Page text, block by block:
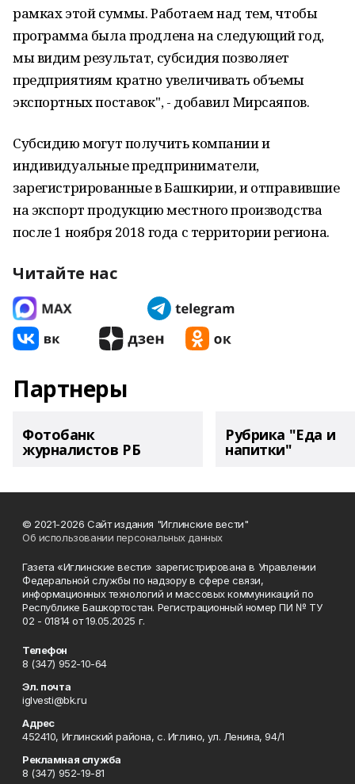
рамках этой суммы. Работаем над тем, чтобы
программа была продлена на следующий год,
мы видим результат, субсидия позволяет
предприятиям кратно увеличивать объемы
экспортных поставок", - добавил Мирсаяпов.
Субсидию могут получить компании и
индивидуальные предприниматели,
зарегистрированные в Башкирии, и отправившие
на экспорт продукцию местного производства
после 1 ноября 2018 года с территории региона.
Читайте нас
Партнеры
Фотобанк
журналистов РБ
Рубрика "Еда и
напитки"
© 2021-2026 Сайт издания "Иглинские вести"
Об использовании персональных данных
Газета «Иглинские вести» зарегистрирована в Управлении
Федеральной службы по надзору в сфере связи,
информационных технологий и массовых коммуникаций по
Республике Башкортостан. Регистрационный номер ПИ № ТУ
02 - 01814 от 19.05.2025 г.
Телефон
8 (347) 952-10-64
Эл. почта
iglvesti@bk.ru
Адрес
452410, Иглинский района, с. Иглино, ул. Ленина, 94/1
Рекламная служба
8 (347) 952-19-81